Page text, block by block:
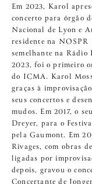
Em 2023, Karol
concerto para órgão
Nacional de Lyon e
residente na NOSPR
semelhante na
2023, foi o primeiro
do ICMA. Karol
graças à
seus concertos e
mudos. Em 2017, o
Dreyer, para o
pela Gaumont. Em
Rivages, com obras
ligadas por
depois, gravou o